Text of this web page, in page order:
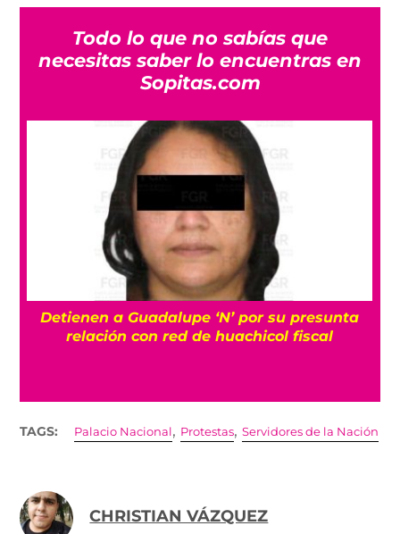
Todo lo que no sabías que
necesitas saber lo encuentras en
Sopitas.com
Detienen a Guadalupe ‘N’ por su presunta
relación con red de huachicol fiscal
TAGS: Palacio Nacional, Protestas,Servidores de la Nación
CHRISTIAN VÁZQUEZ